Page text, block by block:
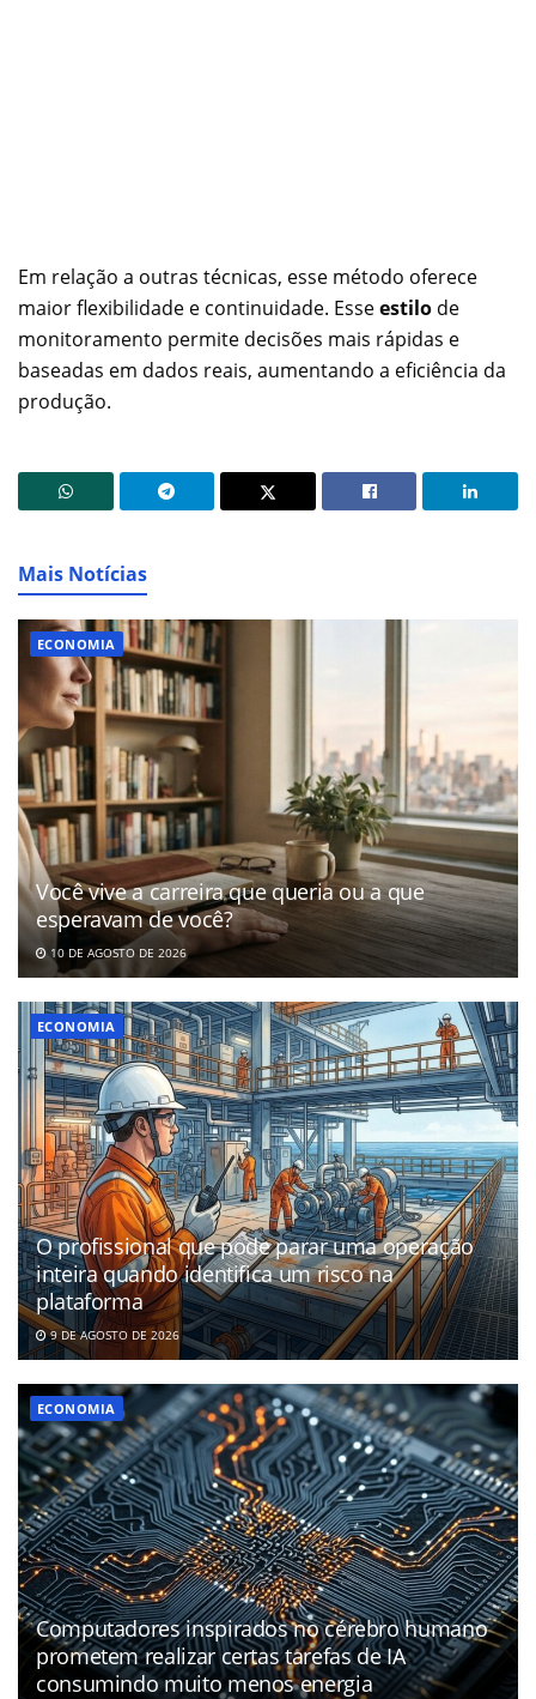
Em relação a outras técnicas, esse método oferece
maior flexibilidade e continuidade. Esseestilo de
monitoramento permite decisões mais rápidas e
baseadas em dados reais, aumentando a eficiência da
produção.
Mais Notícias
ECONOMIA
Você vive a carreira que queria ou a que
esperavam de você?
10 DE AGOSTO DE 2026
ECONOMIA
O profissional que pode parar uma operação
inteira quando identifica um risco na
plataforma
9 DE AGOSTO DE 2026
ECONOMIA
Computadores inspirados no cérebro humano
prometem realizar certas tarefas de IA
consumindo muito menos energia